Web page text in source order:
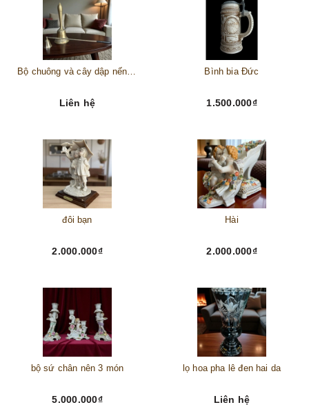
Bộ chuông và cây dập nến đồng
Liên hệ
Bình bia Đức
1.500.000₫
đôi bạn
2.000.000₫
Hài
2.000.000₫
bộ sứ chân nên 3 món
5.000.000₫
lọ hoa pha lê đen hai da
Liên hệ